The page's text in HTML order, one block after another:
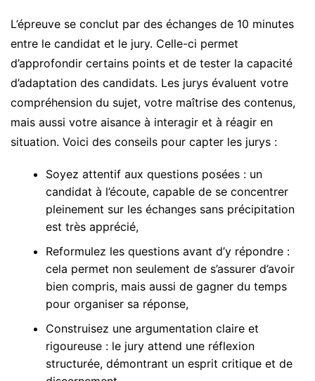
L’épreuve se conclut par des échanges de 10 minutes
entre le candidat et le jury. Celle-ci permet
d’approfondir certains points et de tester la capacité
d’adaptation des candidats. Les jurys évaluent votre
compréhension du sujet, votre maîtrise des contenus,
mais aussi votre aisance à interagir et à réagir en
situation. Voici des conseils pour capter les jurys :
Soyez attentif aux questions posées : un
candidat à l’écoute, capable de se concentrer
pleinement sur les échanges sans précipitation
est très apprécié,
Reformulez les questions avant d’y répondre :
cela permet non seulement de s’assurer d’avoir
bien compris, mais aussi de gagner du temps
pour organiser sa réponse,
Construisez une argumentation claire et
rigoureuse : le jury attend une réflexion
structurée, démontrant un esprit critique et de